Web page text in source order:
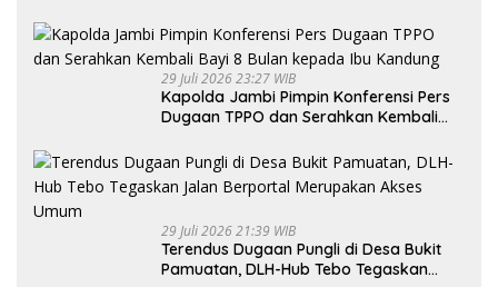
29 Juli 2026 23:27 WIB
Kapolda Jambi Pimpin Konferensi Pers
Dugaan TPPO dan Serahkan Kembali
29 Juli 2026 21:39 WIB
Terendus Dugaan Pungli di Desa Bukit
Pamuatan, DLH-Hub Tebo Tegaskan